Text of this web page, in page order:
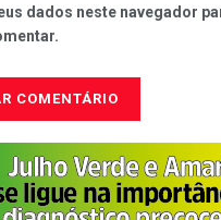
dados neste navegador